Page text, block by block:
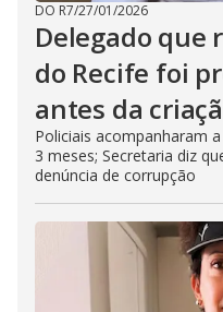
DO R7/27/01/2026
Delegado que
do Recife foi
antes da
Policiais acompanharam
3 meses; Secretaria diz
denúncia de corrupção